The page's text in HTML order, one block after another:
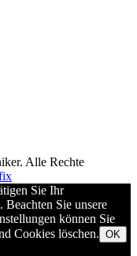
. Alle Rechte
Sie Ihr
Sie unsere
können Sie
Cookies löschen. OK